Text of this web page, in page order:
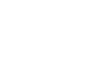
de referencia vs. valor...